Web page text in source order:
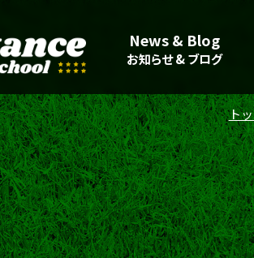
News & Blog
お知らせ & ブログ
ト